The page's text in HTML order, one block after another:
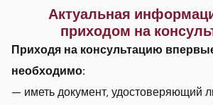
Актуальная
приходом на
Приходя на консультацию
необходимо:
— иметь документ, удостоверяющий